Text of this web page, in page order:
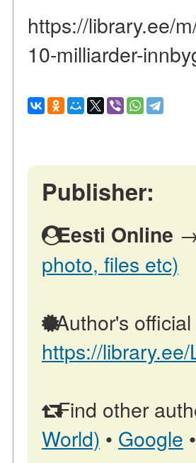
https://library.ee/
10-milliarder-
Publisher:
Eesti Online
photo, files etc)
Author's
https://
Find other
World) • Google •